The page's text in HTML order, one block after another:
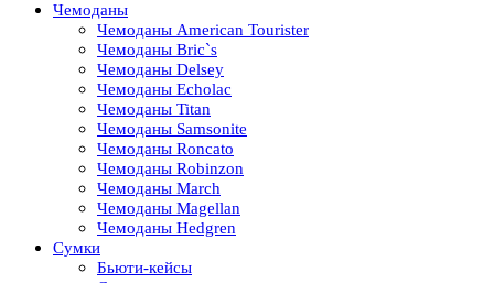
Чемоданы
Чемоданы American Tourister
Чемоданы Bric`s
Чемоданы Delsey
Чемоданы Echolac
Чемоданы Titan
Чемоданы Samsonite
Чемоданы Roncato
Чемоданы Robinzon
Чемоданы March
Чемоданы Magellan
Чемоданы Hedgren
Сумки
Бьюти-кейсы